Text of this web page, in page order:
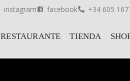
instagram facebook +34 605
RESTAURANTE TIENDA